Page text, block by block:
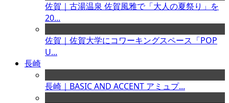
佐賀｜古湯温泉 佐賀風雅で「大人の夏祭り」を
20...
佐賀｜佐賀大学にコワーキングスペース「POP
U...
長崎
長崎｜BASIC AND ACCENT アミュプ...